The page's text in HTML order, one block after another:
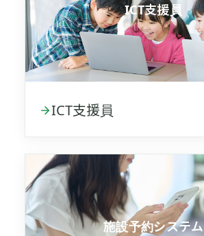
ICT支援員
ICT支援員
施設予約システム